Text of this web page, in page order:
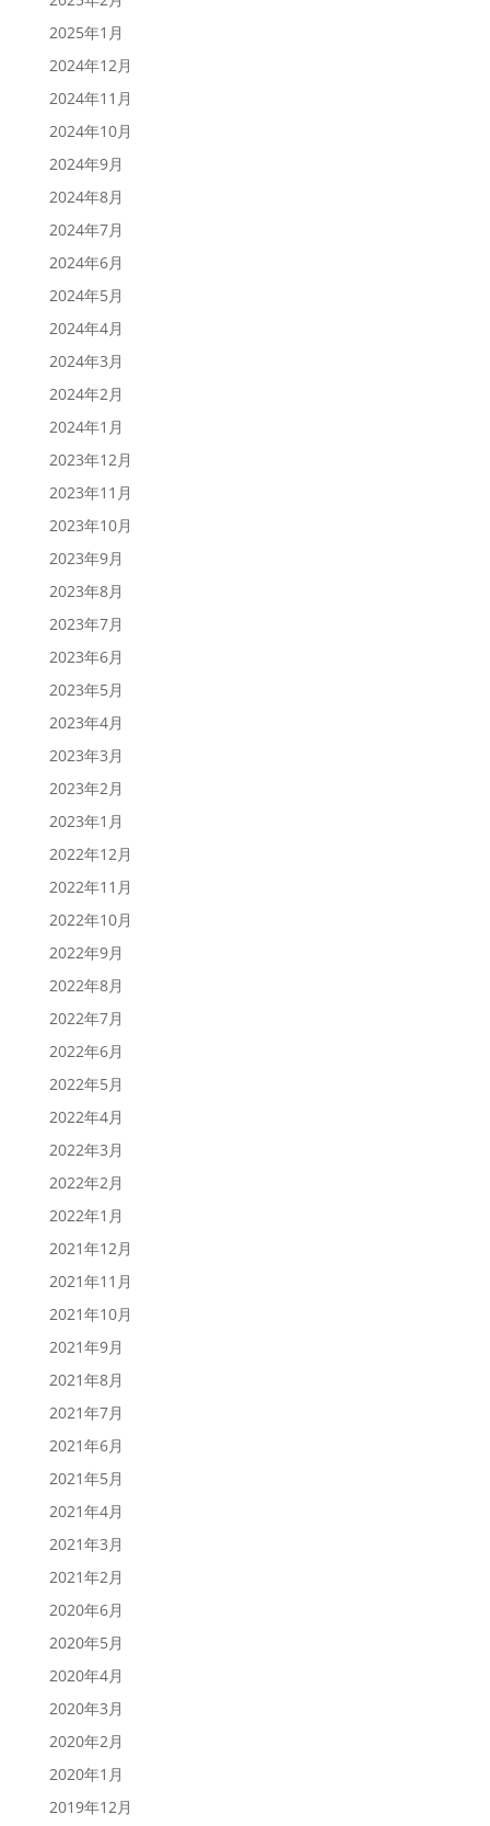
2025年1月
2024年12月
2024年11月
2024年10月
2024年9月
2024年8月
2024年7月
2024年6月
2024年5月
2024年4月
2024年3月
2024年2月
2024年1月
2023年12月
2023年11月
2023年10月
2023年9月
2023年8月
2023年7月
2023年6月
2023年5月
2023年4月
2023年3月
2023年2月
2023年1月
2022年12月
2022年11月
2022年10月
2022年9月
2022年8月
2022年7月
2022年6月
2022年5月
2022年4月
2022年3月
2022年2月
2022年1月
2021年12月
2021年11月
2021年10月
2021年9月
2021年8月
2021年7月
2021年6月
2021年5月
2021年4月
2021年3月
2021年2月
2020年6月
2020年5月
2020年4月
2020年3月
2020年2月
2020年1月
2019年12月